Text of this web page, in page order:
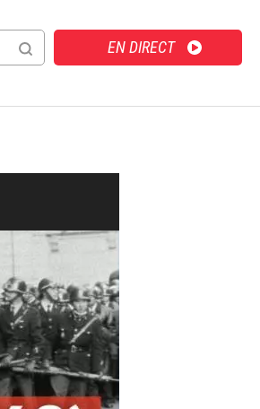
EN DIRECT